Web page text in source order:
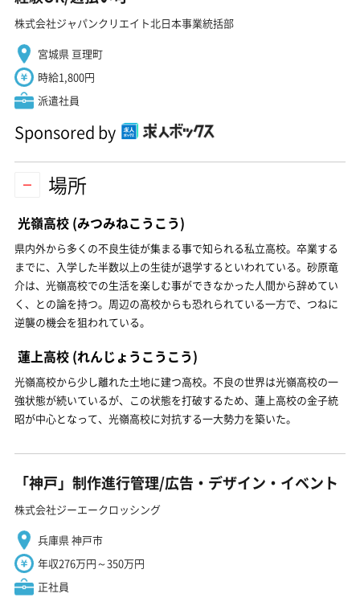
株式会社ジャパンクリエイト北日本事業統括部
宮城県 亘理町
時給1,800円
派遣社員
Sponsored by
場所
光嶺高校 (みつみねこうこう)
県内外から多くの不良生徒が集まる事で知られる私立高校。卒業する
までに、入学した半数以上の生徒が退学するといわれている。砂原竜
介は、光嶺高校での生活を楽しむ事ができなかった人間から辞めてい
く、との論を持つ。周辺の高校からも恐れられている一方で、つねに
逆襲の機会を狙われている。
蓮上高校 (れんじょうこうこう)
光嶺高校から少し離れた土地に建つ高校。不良の世界は光嶺高校の一
強状態が続いているが、この状態を打破するため、蓮上高校の金子統
昭が中心となって、光嶺高校に対抗する一大勢力を築いた。
「神戸」制作進行管理/広告・デザイン・イベント
株式会社ジーエークロッシング
兵庫県 神戸市
年収276万円～350万円
正社員